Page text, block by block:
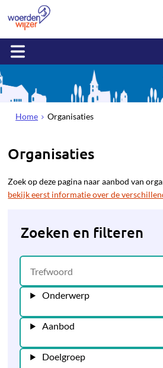
Home Organisaties
Organisaties
Zoek op deze pagina naar aanbod van
bekijk eerst informatie over de
Zoeken en filteren
Onderwerp
Aanbod
Doelgroep